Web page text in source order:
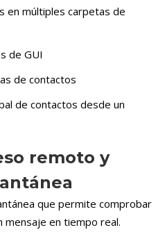
en múltiples carpetas de
de GUI
de contactos
de contactos desde un
remoto y
que permite comprobar
mensaje en tiempo real.